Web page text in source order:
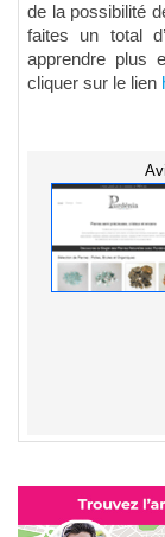
de la possibilité
faites un total
apprendre plus
cliquer sur le lien